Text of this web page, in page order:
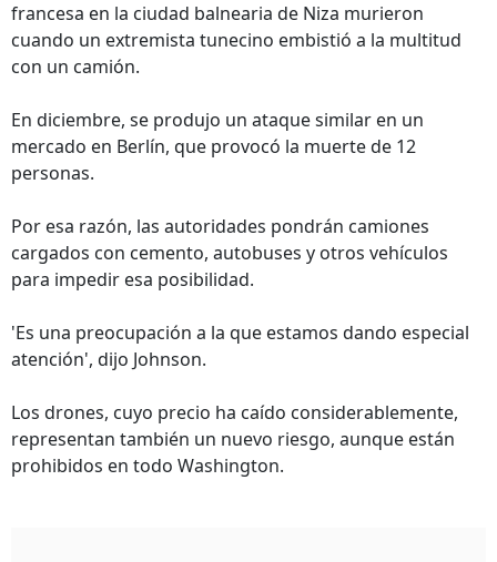
francesa en la ciudad balnearia de Niza murieron
cuando un extremista tunecino embistió a la multitud
con un camión.
En diciembre, se produjo un ataque similar en un
mercado en Berlín, que provocó la muerte de 12
personas.
Por esa razón, las autoridades pondrán camiones
cargados con cemento, autobuses y otros vehículos
para impedir esa posibilidad.
'Es una preocupación a la que estamos dando especial
atención', dijo Johnson.
Los drones, cuyo precio ha caído considerablemente,
representan también un nuevo riesgo, aunque están
prohibidos en todo Washington.